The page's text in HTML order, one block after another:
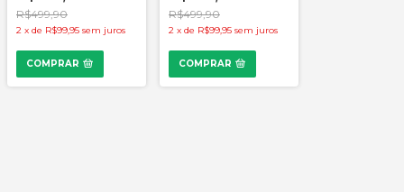
R$499,90
2 x de R$99,95 sem juros
COMPRAR
R$499,90
2 x de R$99,95 sem juros
COMPRAR